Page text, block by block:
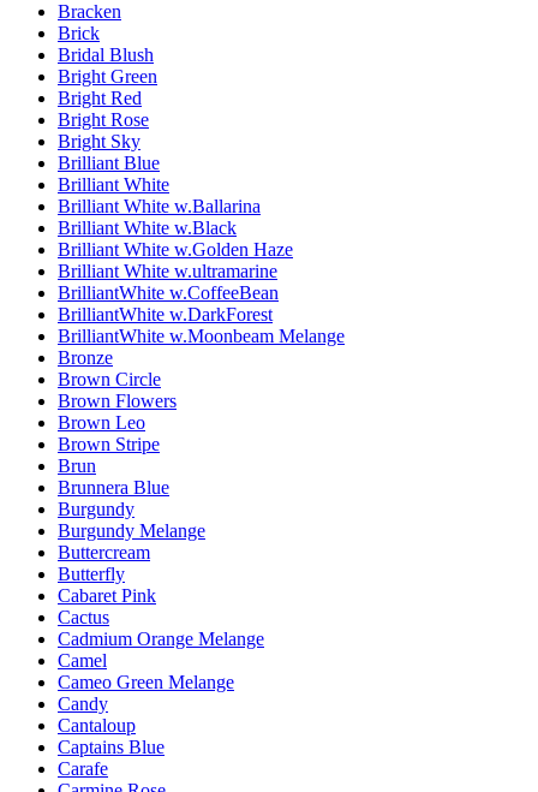
Bracken
Brick
Bridal Blush
Bright Green
Bright Red
Bright Rose
Bright Sky
Brilliant Blue
Brilliant White
Brilliant White w.Ballarina
Brilliant White w.Black
Brilliant White w.Golden Haze
Brilliant White w.ultramarine
BrilliantWhite w.CoffeeBean
BrilliantWhite w.DarkForest
BrilliantWhite w.Moonbeam Melange
Bronze
Brown Circle
Brown Flowers
Brown Leo
Brown Stripe
Brun
Brunnera Blue
Burgundy
Burgundy Melange
Buttercream
Butterfly
Cabaret Pink
Cactus
Cadmium Orange Melange
Camel
Cameo Green Melange
Candy
Cantaloup
Captains Blue
Carafe